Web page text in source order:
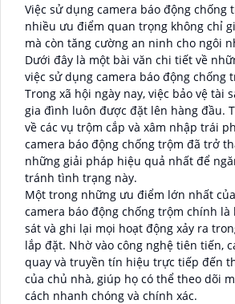
Việc sử dụng camera báo động chống
nhiều ưu điểm quan trọng không chỉ
mà còn tăng cường an ninh cho ngôi
Dưới đây là một bài văn chi tiết về
việc sử dụng camera báo động chống
Trong xã hội ngày nay, việc bảo vệ tài
gia đình luôn được đặt lên hàng đầu.
về các vụ trộm cắp và xâm nhập trái
camera báo động chống trộm đã trở
những giải pháp hiệu quả nhất để
tránh tình trạng này.
Một trong những ưu điểm lớn nhất
camera báo động chống trộm chính là
sát và ghi lại mọi hoạt động xảy ra
lắp đặt. Nhờ vào công nghệ tiên tiến,
quay và truyền tín hiệu trực tiếp đến
của chủ nhà, giúp họ có thể theo dõi
cách nhanh chóng và chính xác.